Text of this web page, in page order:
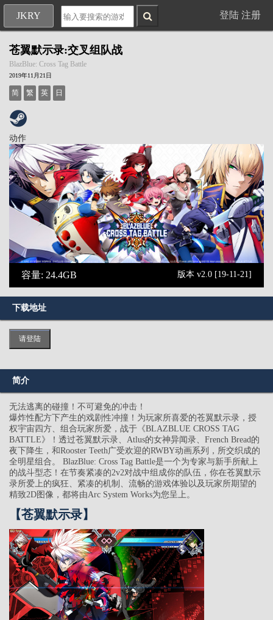
JKRY 登陆 注册
苍翼默示录:交叉组队战
BlazBlue: Cross Tag Battle
2019年11月21日
简 繁 英 日
动作
容量: 24.4GB 版本 v2.0 [19-11-21]
下载地址
请登陆
简介
无法逃离的碰撞！不可避免的冲击！
爆炸性配方下产生的戏剧性冲撞！为玩家所喜爱的苍翼默示录，授
权宇宙四方、组合玩家所爱，战于《BLAZBLUE CROSS TAG
BATTLE》！透过苍翼默示录、Atlus的女神异闻录、French Bread的
夜下降生，和Rooster Teeth广受欢迎的RWBY动画系列，所交织成的
全明星组合。 BlazBlue: Cross Tag Battle是一个为专家与新手所献上
的战斗型态！在节奏紧凑的2v2对战中组成你的队伍，你在苍翼默示
录所爱上的疯狂、紧凑的机制、流畅的游戏体验以及玩家所期望的
精致2D图像，都将由Arc System Works为您呈上。
【苍翼默示录】